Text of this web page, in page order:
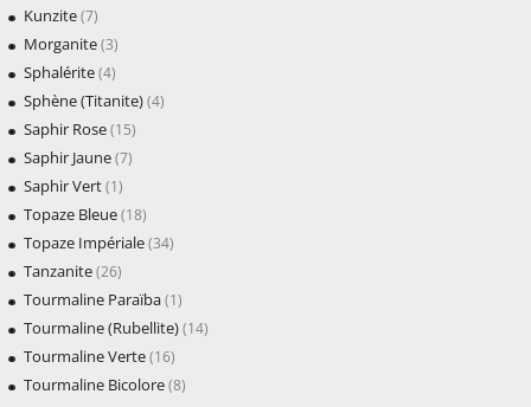
Kunzite(7)
Morganite(3)
Sphalérite(4)
Sphène (Titanite)(4)
Saphir Rose(15)
Saphir Jaune(7)
Saphir Vert(1)
Topaze Bleue(18)
Topaze Impériale(34)
Tanzanite(26)
Tourmaline Paraïba(1)
Tourmaline (Rubellite)(14)
Tourmaline Verte(16)
Tourmaline Bicolore(8)